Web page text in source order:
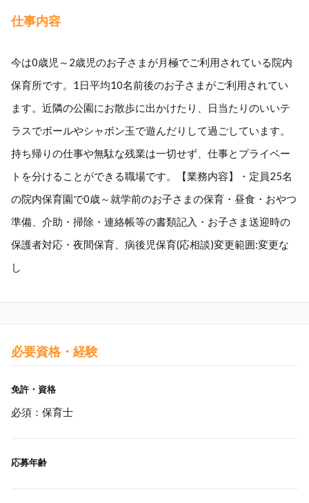
仕事内容
今は0歳児～2歳児のお子さまが月極でご利用されている院内
保育所です。1日平均10名前後のお子さまがご利用されてい
ます。近隣の公園にお散歩に出かけたり、日当たりのいいテ
ラスでボールやシャボン玉で遊んだりして過ごしています。
持ち帰りの仕事や無駄な残業は一切せず、仕事とプライベー
トを分けることができる職場です。【業務内容】・定員25名
の院内保育園で0歳～就学前のお子さまの保育・昼食・おやつ
準備、介助・掃除・連絡帳等の書類記入・お子さま送迎時の
保護者対応・夜間保育、病後児保育(応相談)変更範囲:変更な
し
必要資格・経験
免許・資格
必須：保育士
応募年齢